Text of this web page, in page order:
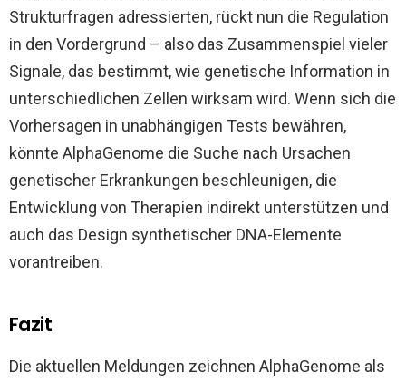
Strukturfragen adressierten, rückt nun die Regulation
in den Vordergrund – also das Zusammenspiel vieler
Signale, das bestimmt, wie genetische Information in
unterschiedlichen Zellen wirksam wird. Wenn sich die
Vorhersagen in unabhängigen Tests bewähren,
könnte AlphaGenome die Suche nach Ursachen
genetischer Erkrankungen beschleunigen, die
Entwicklung von Therapien indirekt unterstützen und
auch das Design synthetischer DNA-Elemente
vorantreiben.
Fazit
Die aktuellen Meldungen zeichnen AlphaGenome als